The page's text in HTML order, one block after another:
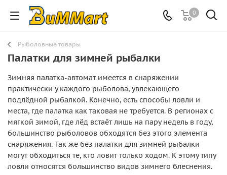
0
Рыболовные товары
Палатки для зимней рыбалки
Зимняя палатка-автомат имеется в снаряжении
практически у каждого рыболова, увлекающего
подлёдной рыбалкой. Конечно, есть способы ловли и
места, где палатка как таковая не требуется. В регионах с
мягкой зимой, где лёд встаёт лишь на пару недель в году,
большинство рыболовов обходятся без этого элемента
снаряжения. Так же без палатки для зимней рыбалки
могут обходиться те, кто ловит только ходом. К этому типу
ловли относятся большинство видов зимнего блеснения.